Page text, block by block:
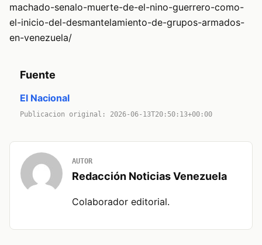
machado-senalo-muerte-de-el-nino-guerrero-como-
el-inicio-del-desmantelamiento-de-grupos-armados-
en-venezuela/
Fuente
El Nacional
Publicacion original: 2026-06-13T20:50:13+00:00
AUTOR
Redacción Noticias Venezuela
Colaborador editorial.